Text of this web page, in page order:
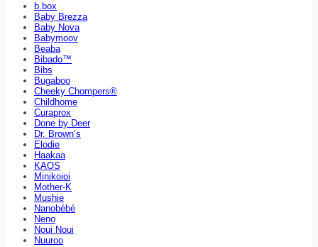
b.box
Baby Brezza
Baby Nova
Babymoov
Beaba
Bibado™
Bibs
Bugaboo
Cheeky Chompers®
Childhome
Curaprox
Done by Deer
Dr. Brown’s
Elodie
Haakaa
KAOS
Minikoioi
Mother-K
Mushie
Nanobébé
Neno
Noui Noui
Nuuroo